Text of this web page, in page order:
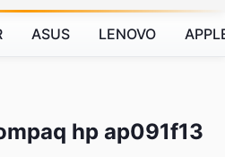
ASUS LENOVO
hp ap091f13